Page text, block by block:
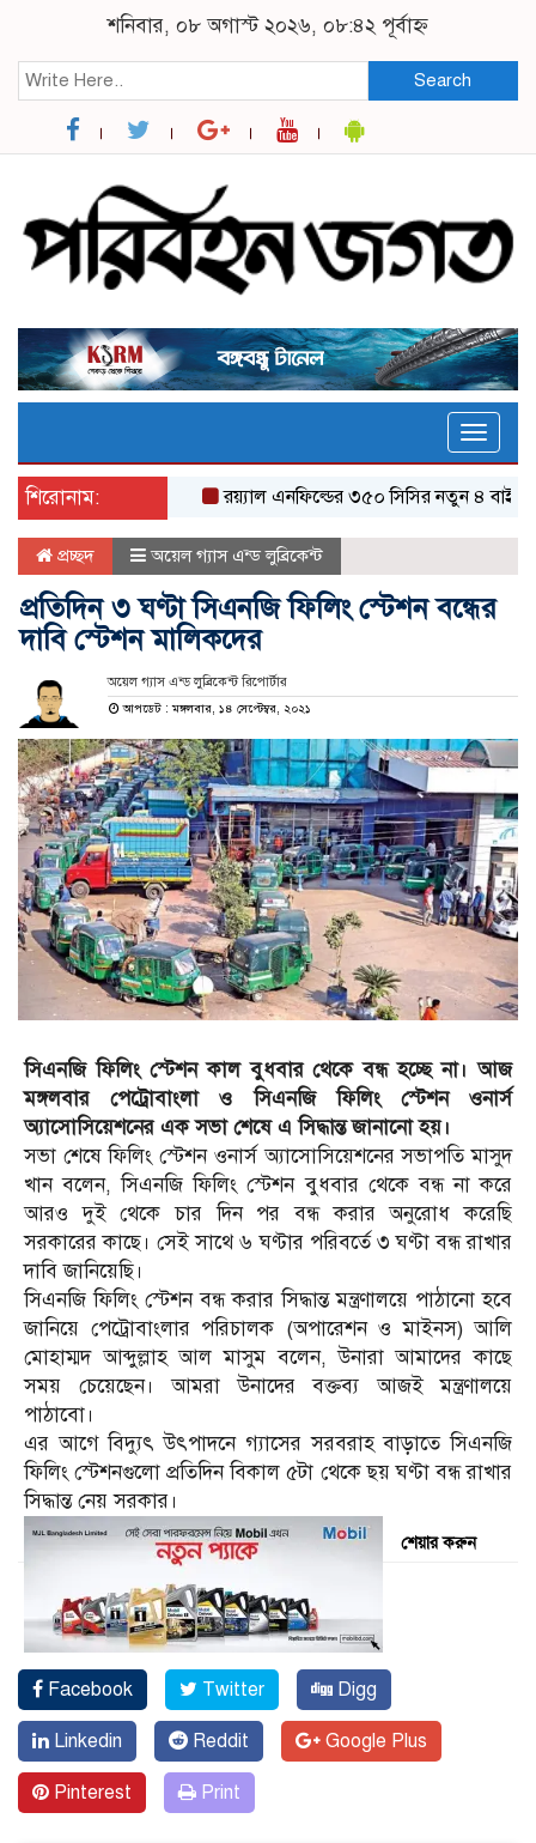
শনিবার, ০৮ অগাস্ট ২০২৬, ০৮:৪২ পূর্বাহ্ন
Search
Toggle
শিরোনাম:
র‌য়্যাল এনফিল্ডের ৩৫০ সিসির নতুন ৪ বাইকের
প্রচ্ছদ অয়েল গ্যাস এন্ড লুব্রিকেন্ট
প্রতিদিন ৩ ঘণ্টা সিএনজি ফিলিং স্টেশন বন্ধের
দাবি স্টেশন মালিকদের
অয়েল গ্যাস এন্ড লুব্রিকেন্ট রিপোর্টার
আপডেট : মঙ্গলবার, ১৪ সেপ্টেম্বর, ২০২১
সিএনজি ফিলিং স্টেশন কাল বুধবার থেকে বন্ধ হচ্ছে না। আজ
মঙ্গলবার পেট্রোবাংলা ও সিএনজি ফিলিং স্টেশন ওনার্স
অ্যাসোসিয়েশনের এক সভা শেষে এ সিদ্ধান্ত জানানো হয়।
সভা শেষে ফিলিং স্টেশন ওনার্স অ্যাসোসিয়েশনের সভাপতি মাসুদ
খান বলেন, সিএনজি ফিলিং স্টেশন বুধবার থেকে বন্ধ না করে
আরও দুই থেকে চার দিন পর বন্ধ করার অনুরোধ করেছি
সরকারের কাছে। সেই সাথে ৬ ঘণ্টার পরিবর্তে ৩ ঘণ্টা বন্ধ রাখার
দাবি জানিয়েছি।
সিএনজি ফিলিং স্টেশন বন্ধ করার সিদ্ধান্ত মন্ত্রণালয়ে পাঠানো হবে
জানিয়ে পেট্রোবাংলার পরিচালক (অপারেশন ও মাইনস) আলি
মোহাম্মদ আব্দুল্লাহ আল মাসুম বলেন, উনারা আমাদের কাছে
সময় চেয়েছেন। আমরা উনাদের বক্তব্য আজই মন্ত্রণালয়ে
পাঠাবো।
এর আগে বিদ্যুৎ উৎপাদনে গ্যাসের সরবরাহ বাড়াতে সিএনজি
ফিলিং স্টেশনগুলো প্রতিদিন বিকাল ৫টা থেকে ছয় ঘণ্টা বন্ধ রাখার
সিদ্ধান্ত নেয় সরকার।
শেয়ার করুন
Facebook Twitter Digg
Linkedin Reddit Google Plus
Pinterest Print